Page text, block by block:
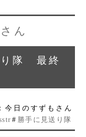
ん
り隊 最終
今日のすずもさん
# 勝手に見送り隊